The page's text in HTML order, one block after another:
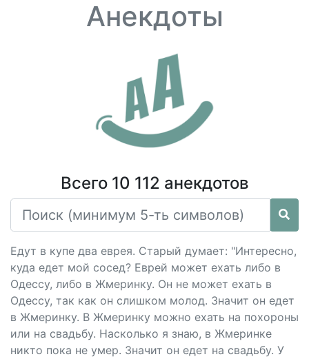
Анекдоты
Всего 10 112 анекдотов
Едут в купе два еврея. Старый думает: "Интересно,
куда едет мой сосед? Еврей может ехать либо в
Одессу, либо в Жмеринку. Он не может ехать в
Одессу, так как он слишком молод. Значит он едет
в Жмеринку. В Жмеринку можно ехать на похороны
или на свадьбу. Насколько я знаю, в Жмеринке
никто пока не умер. Значит он едет на свадьбу. У